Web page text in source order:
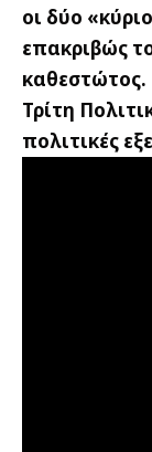
οι δύο
επακριβώς
καθεστώτος.
Τρίτη
πολιτικές